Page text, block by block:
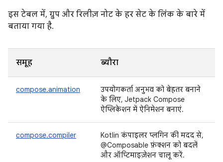
इस टेबल में, ग्रुप और रिलीज़ नोट के हर सेट के लिंक के बारे में
बताया गया है.
समूह ब्यौरा
compose.animation
उपयोगकर्ता अनुभव को बेहतर बनाने
के लिए, Jetpack Compose
ऐप्लिकेशन में ऐनिमेशन बनाएं.
compose.compiler
Kotlin कंपाइलर प्लगिन की मदद से,
@Composable फ़ंक्शन को बदलें
और ऑप्टिमाइज़ेशन चालू करें.